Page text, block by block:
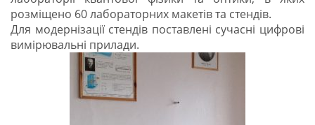
розміщено 60 лабораторних макетів та стендів.
Для модернізації стендів поставлені сучасні цифрові
вимірювальні прилади.